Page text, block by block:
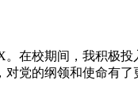
在校期间，我积极
党的纲领和使命有